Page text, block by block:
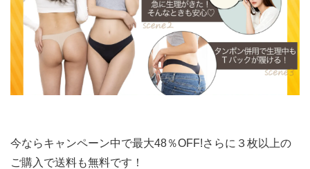
今ならキャンペーン中で最大48％OFF!さらに３枚以上の
ご購入で送料も無料です！